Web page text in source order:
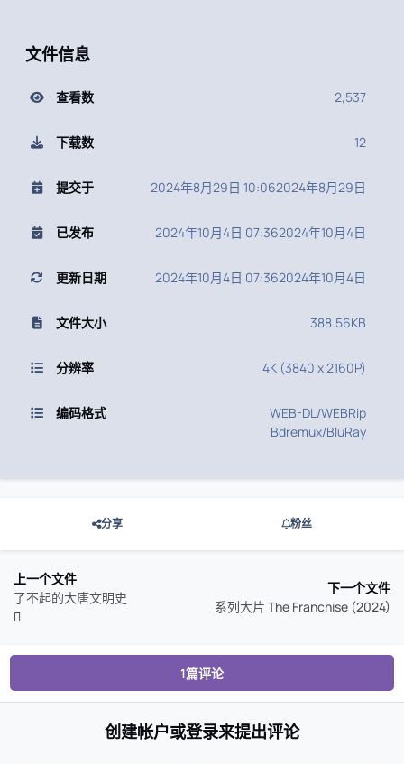
文件信息
查看数 2,537
下载数 12
提交于 2024年8月29日 10:062024年8月29日
已发布 2024年10月4日 07:362024年10月4日
更新日期 2024年10月4日 07:362024年10月4日
文件大小 388.56KB
分辨率 4K (3840 x 2160P)
编码格式
WEB-DL/WEBRip
Bdremux/BluRay
分享 粉丝
上一个文件
了不起的大唐文明史
下一个文件
系列大片 The Franchise (2024)
1篇评论
创建帐户或登录来提出评论